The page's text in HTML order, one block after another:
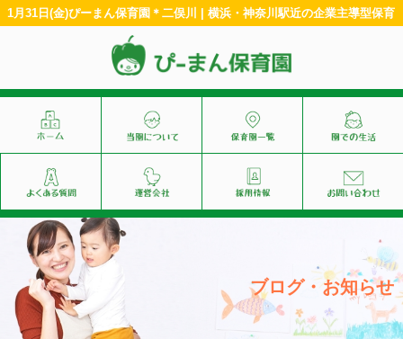
1月31日(金)ぴーまん保育園＊二俣川 | 横浜・神奈川駅近の企業主導型保育
ブログ・お知らせ